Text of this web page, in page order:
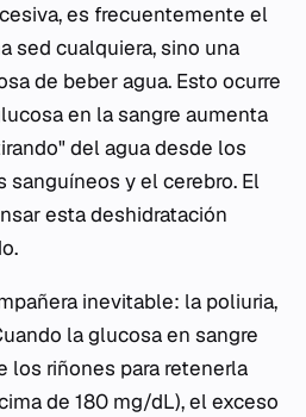
es frecuentemente el
sed cualquiera, sino una
de beber agua. Esto ocurre
en la sangre aumenta
del agua desde los
sanguíneos y el cerebro. El
esta deshidratación
inevitable: la poliuria,
la glucosa en sangre
los riñones para retenerla
de 180 mg/dL), el exceso